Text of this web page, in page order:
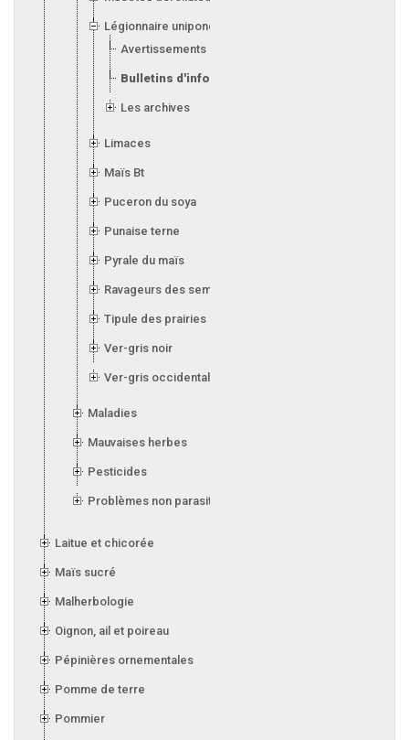
Légionnaire uniponctuée
Avertissements
Bulletins d'information
Les archives
Limaces
Maïs Bt
Puceron du soya
Punaise terne
Pyrale du maïs
Ravageurs des semis
Tipule des prairies
Ver-gris noir
Ver-gris occidental des haricots
Maladies
Mauvaises herbes
Pesticides
Problèmes non parasitaires
Laitue et chicorée
Maïs sucré
Malherbologie
Oignon, ail et poireau
Pépinières ornementales
Pomme de terre
Pommier